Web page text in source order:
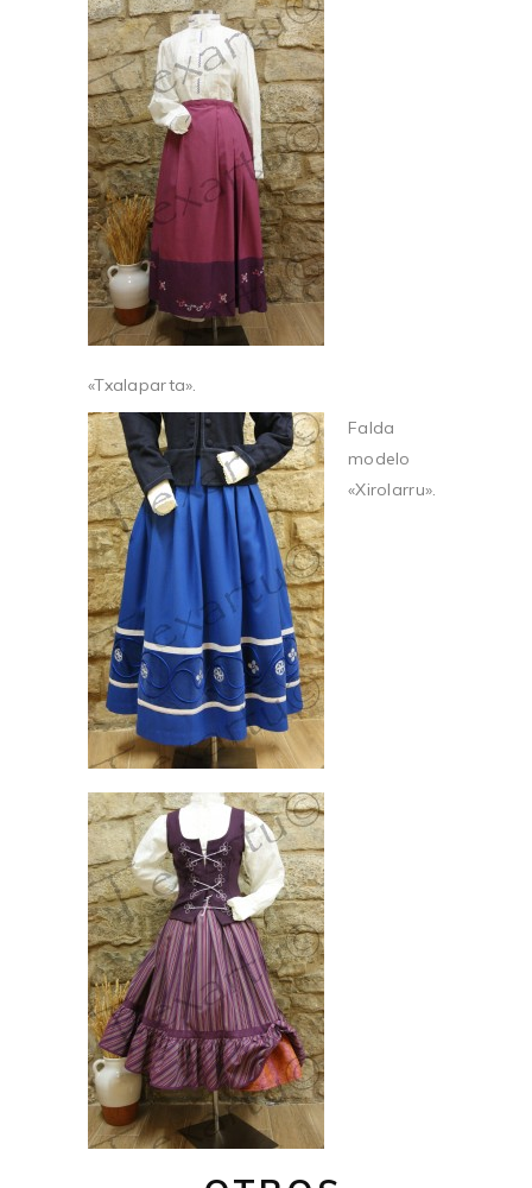
«Txalaparta».
Falda
modelo
«Xirolarru».